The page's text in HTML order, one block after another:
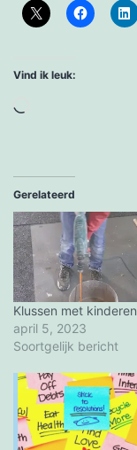
Vind ik leuk:
Gerelateerd
Klussen met kinderen
april 5, 2023
Soortgelijk bericht